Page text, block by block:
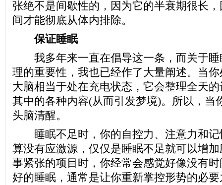
张绝不是间歇性的，因为它的半衰期很长
间才能彻底从体内排除。
保证睡眠
我多年来一直在倡导这一条，而关于睡
理的重要性，我也已经作了大量阐述。当
大脑相当于处在充电状态，它会整理全天
其中的各种内容(从而引发梦境)。所以，当
头脑清醒。
睡眠不足时，你的自控力、注意力和记
算没有应激源，仅仅是睡眠不足就可以增
事紧张的项目时，你经常会感觉好像没有
好的睡眠，通常是让你重新掌控形势的必